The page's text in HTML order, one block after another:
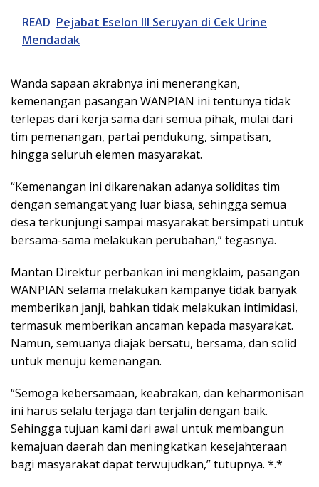
READ Pejabat Eselon III Seruyan di Cek Urine
Mendadak
Wanda sapaan akrabnya ini menerangkan,
kemenangan pasangan WANPIAN ini tentunya tidak
terlepas dari kerja sama dari semua pihak, mulai dari
tim pemenangan, partai pendukung, simpatisan,
hingga seluruh elemen masyarakat.
“Kemenangan ini dikarenakan adanya soliditas tim
dengan semangat yang luar biasa, sehingga semua
desa terkunjungi sampai masyarakat bersimpati untuk
bersama-sama melakukan perubahan,” tegasnya.
Mantan Direktur perbankan ini mengklaim, pasangan
WANPIAN selama melakukan kampanye tidak banyak
memberikan janji, bahkan tidak melakukan intimidasi,
termasuk memberikan ancaman kepada masyarakat.
Namun, semuanya diajak bersatu, bersama, dan solid
untuk menuju kemenangan.
“Semoga kebersamaan, keabrakan, dan keharmonisan
ini harus selalu terjaga dan terjalin dengan baik.
Sehingga tujuan kami dari awal untuk membangun
kemajuan daerah dan meningkatkan kesejahteraan
bagi masyarakat dapat terwujudkan,” tutupnya. *.*